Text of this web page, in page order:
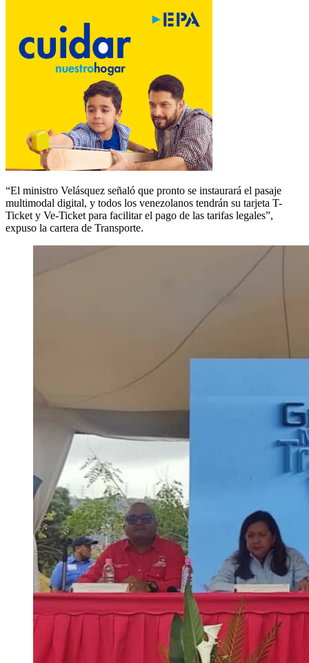
“El ministro Velásquez señaló que pronto se instaurará el pasaje
multimodal digital, y todos los venezolanos tendrán su tarjeta T-
Ticket y Ve-Ticket para facilitar el pago de las tarifas legales”,
expuso la cartera de Transporte.